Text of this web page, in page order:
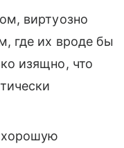
виртуозно
где их вроде бы
изящно, что
хорошую